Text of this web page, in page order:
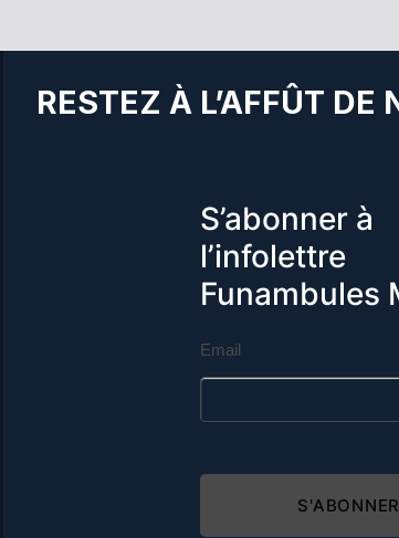
RESTEZ À L’AFFÛT
S’abonner à
l’infolettre
Funambules
Email